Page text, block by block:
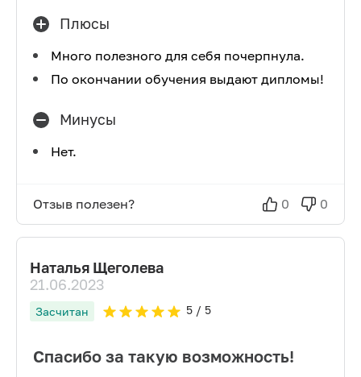
Плюсы
Много полезного для себя почерпнула.
По окончании обучения выдают дипломы!
Минусы
Нет.
Отзыв полезен? 0 0
Наталья Щеголева
21.06.2023
Засчитан 5/ 5
Спасибо за такую возможность!